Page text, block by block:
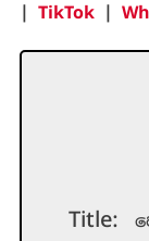
| TikTok |
Title: